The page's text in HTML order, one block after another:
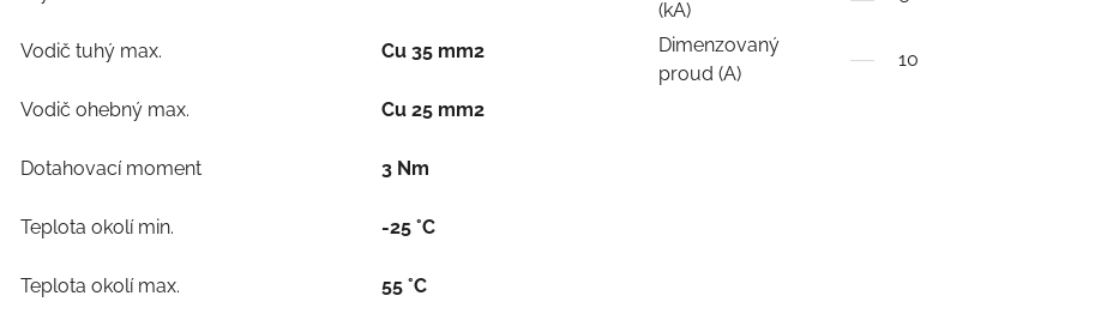
Vodič tuhý max. Cu 35 mm2
Vodič ohebný max. Cu 25 mm2
Dotahovací moment 3 Nm
Teplota okolí min. -25 °C
Teplota okolí max. 55 °C
(kA)
Dimenzovaný
proud (A)
10